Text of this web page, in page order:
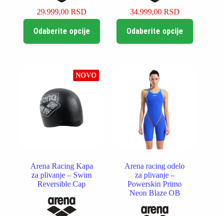
29.999,00 RSD
Odaberite opcije
proizvod
mogu
izabrane
na
stranici
proizvoda.
34.999,00 RSD
Odaberite opcije
proizvod
mogu
biti
izabrane
stranici
proizvoda.
NOVO
Arena Racing Kapa
za plivanje – Swim
Reversible Cap
Arena racing odelo
za plivanje –
Powerskin Primo
Neon Blaze OB